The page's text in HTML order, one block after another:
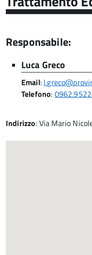
Responsabile:
Luca Greco
Email:
Telefono:
Indirizzo: Via Mario